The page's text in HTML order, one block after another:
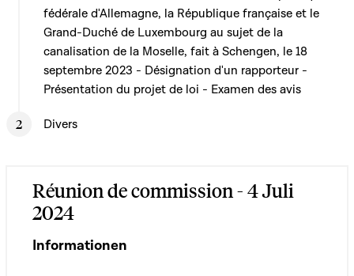
fédérale d'Allemagne, la République française et le
Grand-Duché de Luxembourg au sujet de la
canalisation de la Moselle, fait à Schengen, le 18
septembre 2023 - Désignation d'un rapporteur -
Présentation du projet de loi - Examen des avis
Divers
Réunion de commission - 4 Juli
2024
Informationen